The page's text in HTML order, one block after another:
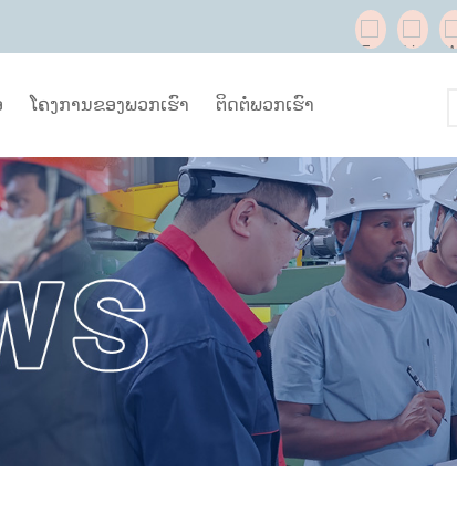
ໂຄງການຂອງພວກເຮົາ ຕິດຕໍ່ພວກເຮົາ